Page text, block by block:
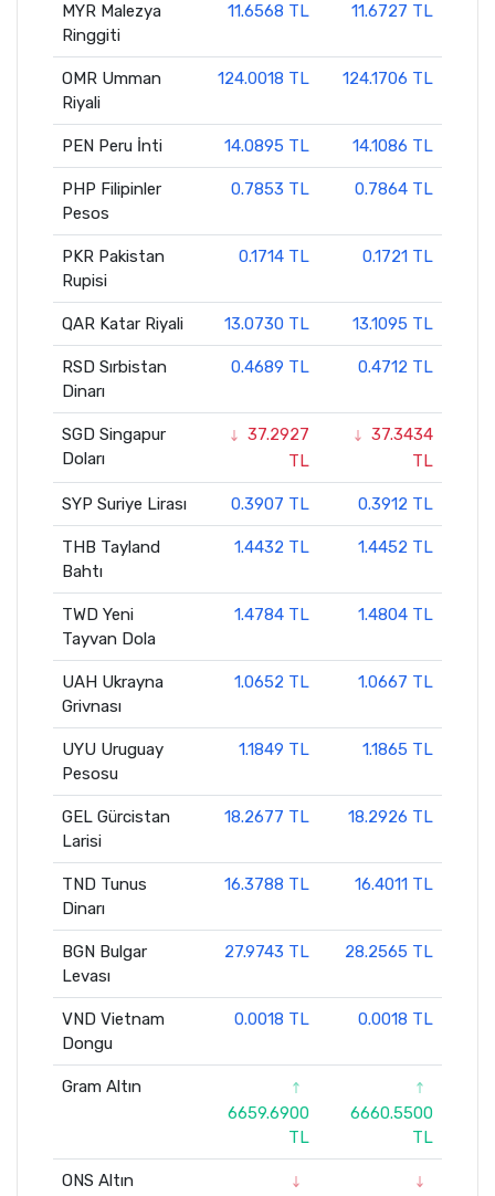
MYR Malezya
Ringgiti
11.6568 TL 11.6727 TL
OMR Umman
Riyali
124.0018 TL 124.1706 TL
PEN Peru İnti 14.0895 TL 14.1086 TL
PHP Filipinler
Pesos
0.7853 TL 0.7864 TL
PKR Pakistan
Rupisi
0.1714 TL 0.1721 TL
QAR Katar Riyali 13.0730 TL 13.1095 TL
RSD Sırbistan
Dinarı
0.4689 TL 0.4712 TL
SGD Singapur
Doları
37.2927
TL
37.3434
TL
SYP Suriye Lirası 0.3907 TL 0.3912 TL
THB Tayland
Bahtı
1.4432 TL 1.4452 TL
TWD Yeni
Tayvan Dola
1.4784 TL 1.4804 TL
UAH Ukrayna
Grivnası
1.0652 TL 1.0667 TL
UYU Uruguay
Pesosu
1.1849 TL 1.1865 TL
GEL Gürcistan
Larisi
18.2677 TL 18.2926 TL
TND Tunus
Dinarı
16.3788 TL 16.4011 TL
BGN Bulgar
Levası
27.9743 TL 28.2565 TL
VND Vietnam
Dongu
0.0018 TL 0.0018 TL
Gram Altın
6659.6900
TL
6660.5500
TL
ONS Altın